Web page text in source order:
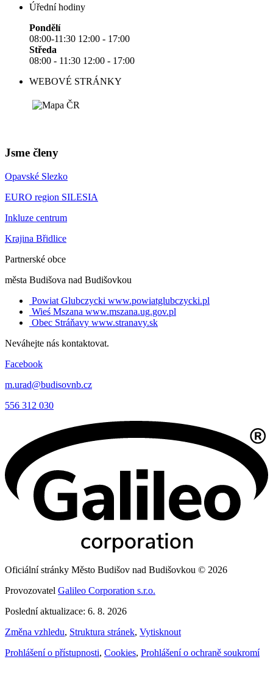
Úřední hodiny
Pondělí
08:00-11:30 12:00 - 17:00
Středa
08:00 - 11:30 12:00 - 17:00
WEBOVÉ STRÁNKY
Jsme členy
Opavské Slezko
EURO region SILESIA
Inkluze centrum
Krajina Břidlice
Partnerské obce
města Budišova nad Budišovkou
Powiat Glubczycki www.powiatglubczycki.pl
Wieś Mszana www.mszana.ug.gov.pl
Obec Stráňavy www.stranavy.sk
Neváhejte nás kontaktovat.
Facebook
m.urad@budisovnb.cz
556 312 030
Oficiální stránky Město Budišov nad Budišovkou © 2026
Provozovatel Galileo Corporation s.r.o.
Poslední aktualizace: 6. 8. 2026
Změna vzhledu, Struktura stránek, Vytisknout
Prohlášení o přístupnosti, Cookies, Prohlášení o ochraně soukromí